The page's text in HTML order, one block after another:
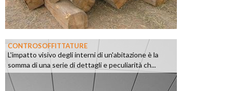
CONTROSOFFITTATURE
L'impatto visivo degli interni di un'abitazione è la
somma di una serie di dettagli e peculiarità ch...